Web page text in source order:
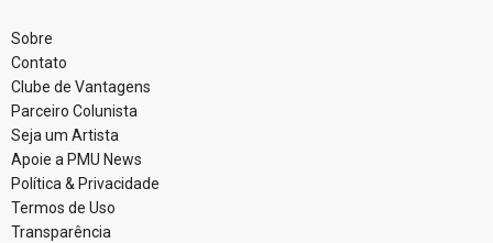
Sobre
Contato
Clube de Vantagens
Parceiro Colunista
Seja um Artista
Apoie a PMU News
Política & Privacidade
Termos de Uso
Transparência